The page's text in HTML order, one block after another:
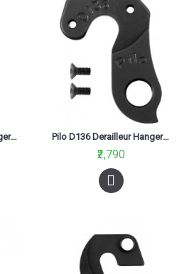
Pilo D132 Derailleur Hanger For Merida,Centurion Pilo D136 Derailleur Hanger For Bmc, Stevens Black
₹2,790